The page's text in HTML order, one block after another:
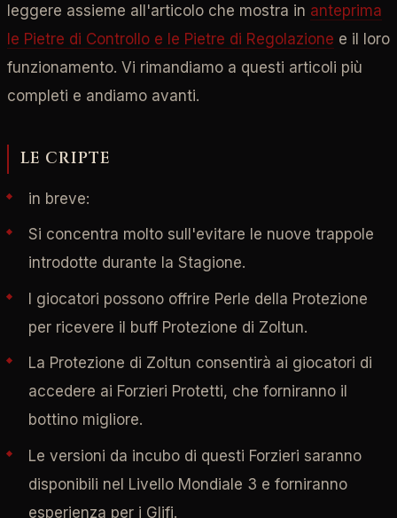
leggere assieme all'articolo che mostra in anteprima
le Pietre di Controllo e le Pietre di Regolazione e il loro
funzionamento. Vi rimandiamo a questi articoli più
completi e andiamo avanti.
LE CRIPTE
in breve:
Si concentra molto sull'evitare le nuove trappole
introdotte durante la Stagione.
I giocatori possono offrire Perle della Protezione
per ricevere il buff Protezione di Zoltun.
La Protezione di Zoltun consentirà ai giocatori di
accedere ai Forzieri Protetti, che forniranno il
bottino migliore.
Le versioni da incubo di questi Forzieri saranno
disponibili nel Livello Mondiale 3 e forniranno
esperienza per i Glifi.